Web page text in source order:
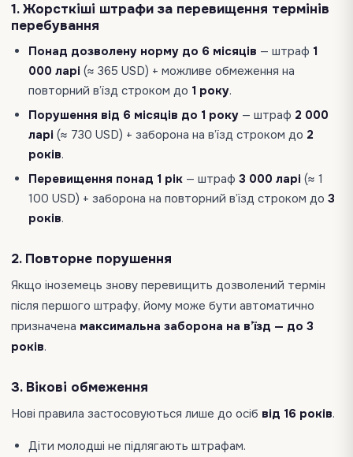
1. Жорсткіші штрафи за перевищення термінів
перебування
Понад дозволену норму до 6 місяців — штраф 1
000 ларі (≈ 365 USD) + можливе обмеження на
повторний в’їзд строком до 1 року.
Порушення від 6 місяців до 1 року — штраф 2 000
ларі (≈ 730 USD) + заборона на в’їзд строком до 2
років.
Перевищення понад 1 рік — штраф 3 000 ларі (≈ 1
100 USD) + заборона на повторний в’їзд строком до 3
років.
2. Повторне порушення
Якщо іноземець знову перевищить дозволений термін
після першого штрафу, йому може бути автоматично
призначена максимальна заборона на в’їзд — до 3
років.
3. Вікові обмеження
Нові правила застосовуються лише до осіб від 16 років.
Діти молодші не підлягають штрафам.